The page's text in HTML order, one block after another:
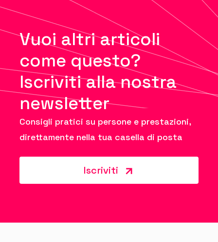
Vuoi altri articoli
come questo?
Iscriviti alla nostra
newsletter
Consigli pratici su persone e prestazioni,
direttamente nella tua casella di posta
Iscriviti